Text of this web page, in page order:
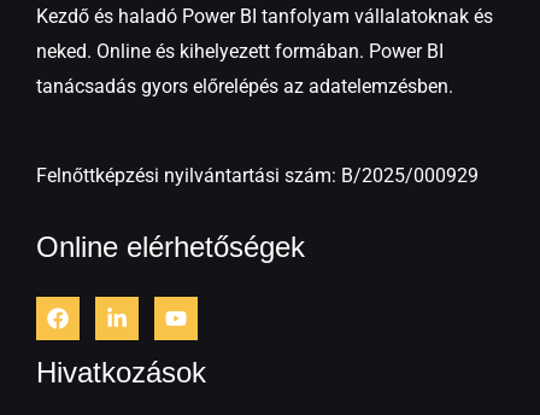
Kezdő és haladó Power BI tanfolyam vállalatoknak és
neked. Online és kihelyezett formában. Power BI
tanácsadás gyors előrelépés az adatelemzésben.
Felnőttképzési nyilvántartási szám: B/2025/000929
Online elérhetőségek
Hivatkozások